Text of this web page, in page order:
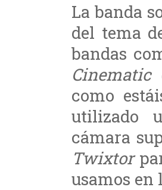
La banda
del tema
bandas
Cinematic
como
utilizado
cámara
Twixtor
usamos en